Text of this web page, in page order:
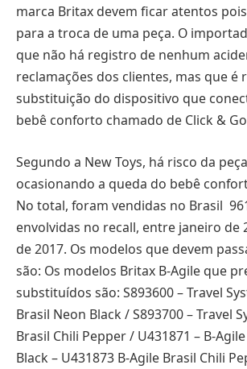
marca Britax devem ficar atentos
para a troca de uma peça. O
que não há registro de nenhum
reclamações dos clientes, mas que é
substituição do dispositivo que
bebê conforto chamado de Click &
Segundo a New Toys, há risco da
ocasionando a queda do bebê
No total, foram vendidas no Brasil
envolvidas no recall, entre janeiro de
de 2017. Os modelos que devem
são: Os modelos Britax B-Agile que
substituídos são: S893600 – Travel
Brasil Neon Black / S893700 – Travel
Brasil Chili Pepper / U431871 – B-
Black – U431873 B-Agile Brasil Chili